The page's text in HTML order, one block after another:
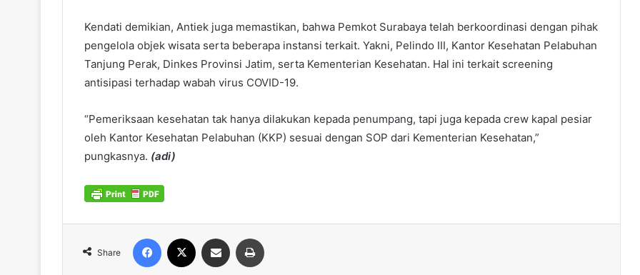
Kendati demikian, Antiek juga memastikan, bahwa Pemkot Surabaya telah berkoordinasi dengan pihak
pengelola objek wisata serta beberapa instansi terkait. Yakni, Pelindo III, Kantor Kesehatan Pelabuhan
Tanjung Perak, Dinkes Provinsi Jatim, serta Kementerian Kesehatan. Hal ini terkait screening
antisipasi terhadap wabah virus COVID-19.
“Pemeriksaan kesehatan tak hanya dilakukan kepada penumpang, tapi juga kepada crew kapal pesiar
oleh Kantor Kesehatan Pelabuhan (KKP) sesuai dengan SOP dari Kementerian Kesehatan,”
pungkasnya. (adi)
Share
Facebook Share via Email